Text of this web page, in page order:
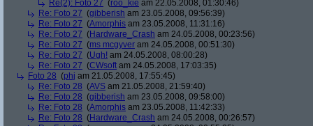
Re(2): Foto 27 (roo_kie am 22.05.2008, 01:30:46)
Re: Foto 27 (gibberish am 23.05.2008, 09:56:39)
Re: Foto 27 (Amorphis am 23.05.2008, 11:31:16)
Re: Foto 27 (Hardware_Crash am 24.05.2008, 00:23:56)
Re: Foto 27 (ms mcgyver am 24.05.2008, 00:51:30)
Re: Foto 27 (Ugh! am 24.05.2008, 08:00:28)
Re: Foto 27 (CWsoft am 24.05.2008, 17:03:35)
Foto 28 (phj am 21.05.2008, 17:55:45)
Re: Foto 28 (AVS am 21.05.2008, 21:59:40)
Re: Foto 28 (gibberish am 23.05.2008, 09:58:00)
Re: Foto 28 (Amorphis am 23.05.2008, 11:42:33)
Re: Foto 28 (Hardware_Crash am 24.05.2008, 00:26:57)